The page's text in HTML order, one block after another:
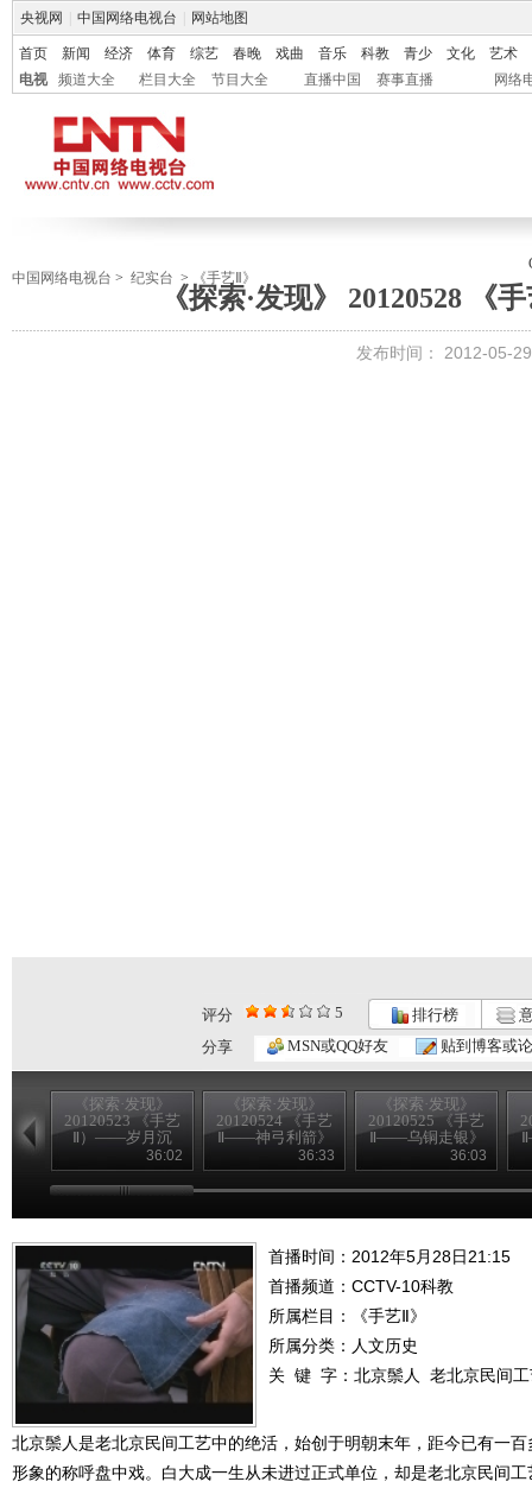
央视网 中国网络电视台 网站地图
首页 新闻 经济 体育 综艺 春晚 戏曲 音乐 科教 青少 文化
艺术
电视
频道大全 栏目大全 节目大全 直播中国 赛事直播 网络
中国网络电视台 > 纪实台 > 《手艺Ⅱ》
《探索·发现》 20120528
发布时间： 2012-05-
评分 5 排行榜
分享
MSN或QQ好友 贴到博客或
《探索·发现》
20120523 《手艺
Ⅱ）——岁月沉
36:02
《探索·发现》
20120524 《手艺
Ⅱ——神弓利箭》
36:33
《探索·发现》
20120525 《手艺
Ⅱ——乌铜走银》
36:03
首播时间：2012年5月28日21:15
首播频道： CCTV-10科教
所属栏目：
《手艺Ⅱ》
所属分类：人文历史
关 键 字： 北京鬃人 老北京民间
北京鬃人是老北京民间工艺中的绝活，始创于明朝末年，距今已有一
形象的称呼盘中戏。白大成一生从未进过正式单位，却是老北京民间